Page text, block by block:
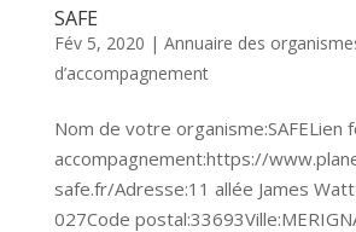
SAFE
Fév 5, 2020 | Annuaire des
d’accompagnement
Nom de votre organisme:SAFELien
accompagnement:https://
safe.fr/Adresse:11 allée James Watt
027Code